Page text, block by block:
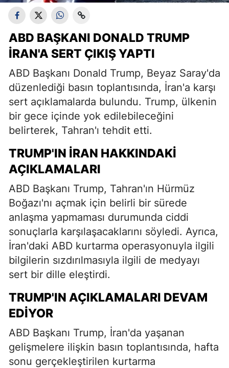
ABD BAŞKANI DONALD TRUMP
İRAN'A SERT ÇIKIŞ YAPTI
ABD Başkanı Donald Trump, Beyaz Saray'da
düzenlediği basın toplantısında, İran'a karşı
sert açıklamalarda bulundu. Trump, ülkenin
bir gece içinde yok edilebileceğini
belirterek, Tahran'ı tehdit etti.
TRUMP'IN İRAN HAKKINDAKI
AÇIKLAMALARI
ABD Başkanı Trump, Tahran'ın Hürmüz
Boğazı'nı açmak için belirli bir sürede
anlaşma yapmaması durumunda ciddi
sonuçlarla karşılaşacaklarını söyledi. Ayrıca,
İran'daki ABD kurtarma operasyonuyla ilgili
bilgilerin sızdırılmasıyla ilgili de medyayı
sert bir dille eleştirdi.
TRUMP'IN AÇIKLAMALARI DEVAM
EDIYOR
ABD Başkanı Trump, İran'da yaşanan
gelişmelere ilişkin basın toplantısında, hafta
sonu gerçekleştirilen kurtarma